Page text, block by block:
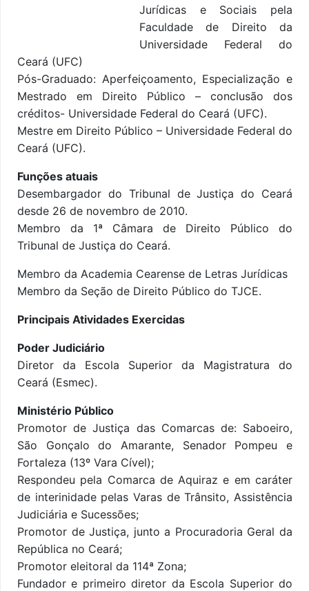
Jurídicas e Sociais pela
Faculdade de Direito da
Universidade Federal do
Ceará (UFC)
Pós-Graduado: Aperfeiçoamento, Especialização e
Mestrado em Direito Público – conclusão dos
créditos- Universidade Federal do Ceará (UFC).
Mestre em Direito Público – Universidade Federal do
Ceará (UFC).
Funções atuais
Desembargador do Tribunal de Justiça do Ceará
desde 26 de novembro de 2010.
Membro da 1ª Câmara de Direito Público do
Tribunal de Justiça do Ceará.
Membro da Academia Cearense de Letras Jurídicas
Membro da Seção de Direito Público do TJCE.
Principais Atividades Exercidas
Poder Judiciário
Diretor da Escola Superior da Magistratura do
Ceará (Esmec).
Ministério Público
Promotor de Justiça das Comarcas de: Saboeiro,
São Gonçalo do Amarante, Senador Pompeu e
Fortaleza (13º Vara Cível);
Respondeu pela Comarca de Aquiraz e em caráter
de interinidade pelas Varas de Trânsito, Assistência
Judiciária e Sucessões;
Promotor de Justiça, junto a Procuradoria Geral da
República no Ceará;
Promotor eleitoral da 114ª Zona;
Fundador e primeiro diretor da Escola Superior do